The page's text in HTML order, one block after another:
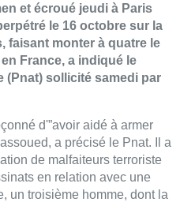
et écroué jeudi à Paris
le 16 octobre sur la
faisant monter à quatre le
France, a indiqué le
(Pnat) sollicité samedi par
d'”avoir aidé à armer
a précisé le Pnat. Il a
de malfaiteurs terroriste
en relation avec une
un troisième homme, dont la